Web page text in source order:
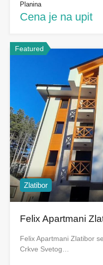
Planina
Cena je na upit
Featured
Zlatibor
Felix Apartmani
Felix Apartmani Zlatibor
Crkve Svetog…